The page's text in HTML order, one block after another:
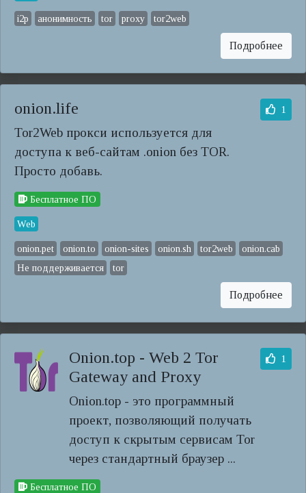
i2p анонимность tor proxy tor2web
Подробнее
onion.life
Tor2Web прокси используется для
доступа к веб-сайтам .onion без TOR.
Просто добавь.
1
Бесплатное ПО
Web
onion.pet onion.to onion-sites onion.sh tor2web
onion.cab
Не поддерживается
tor
Подробнее
Onion.top - Web 2 Tor
Gateway and Proxy
Onion.top - это программный
проект, позволяющий получать
доступ к скрытым сервисам Tor
через стандартный браузер ...
1
Бесплатное ПО